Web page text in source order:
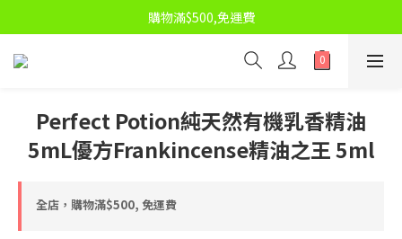
👉 按我！🎉 即刻入群，🔥 搶勁抵限時優惠！💰🛍️
購物滿$500,免運費
👉 按我！🎉 即刻入群，🔥 搶勁抵限時優惠！💰🛍️
Perfect Potion純天然有機乳香精油
5mL優方Frankincense精油之王 5ml
全店，購物滿$500, 免運費